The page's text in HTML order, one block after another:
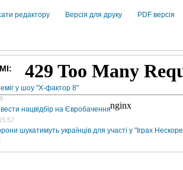
редактору Версія для друку PDF версія
у шоу "Х-фактор 8"
нацвідбір на Євробачення
шукатимуть українців для участі у "Іграх